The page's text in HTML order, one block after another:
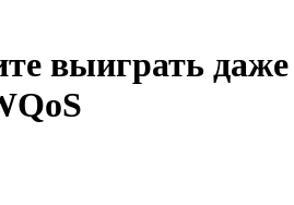
выиграть